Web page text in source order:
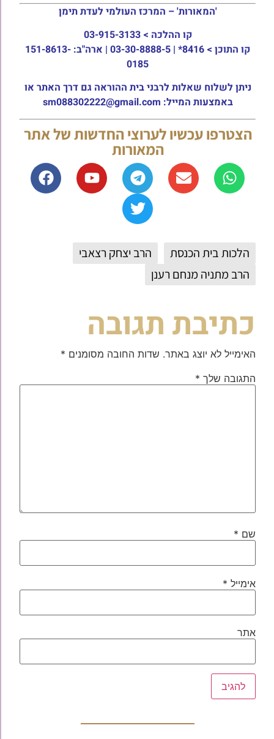
'המאורות' – המרכז העולמי לעדת תימן
קו ההלכה > 03-915-3133
קו התוכן >
8416* | 03-30-8888-5 | ארה"ב: 151-8613-
0185
ניתן לשלוח שאלות לרבני בית ההוראה גם דרך האתר או
באמצעות המייל: sm088302222@gmail.com
הצטרפו עכשיו לערוצי החדשות של אתר
המאורות
הלכות בית הכנסת
הרב יצחק רצאבי
הרב מתניה מנחם רענן
כתיבת תגובה
האימייל לא יוצג באתר. שדות החובה מסומנים *
התגובה שלך *
שם *
אימייל *
אתר